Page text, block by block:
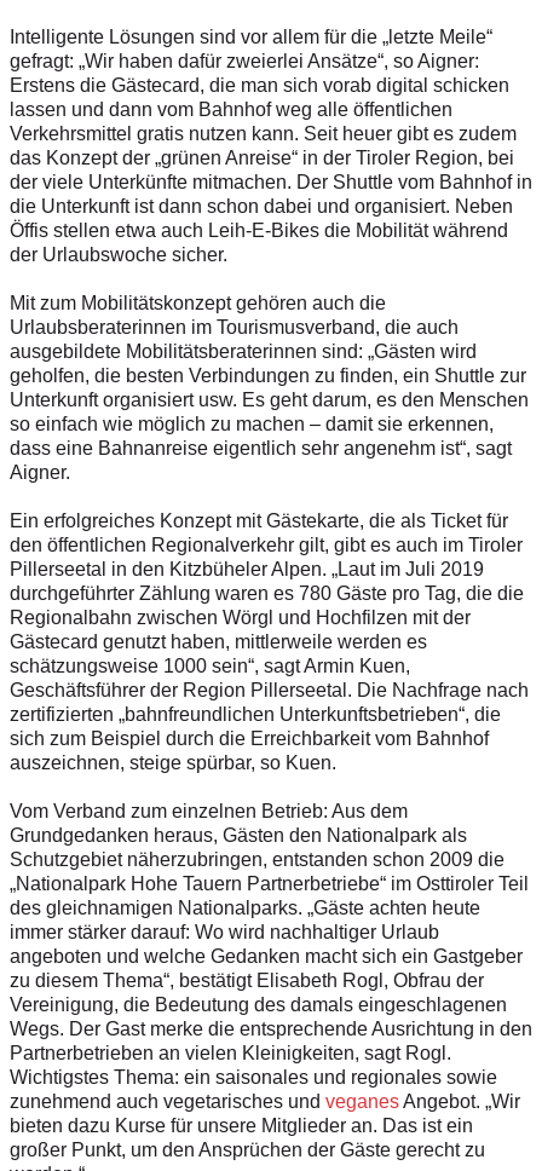
Intelligente Lösungen sind vor allem für die „letzte Meile“
gefragt: „Wir haben dafür zweierlei Ansätze“, so Aigner:
Erstens die Gästecard, die man sich vorab digital schicken
lassen und dann vom Bahnhof weg alle öffentlichen
Verkehrsmittel gratis nutzen kann. Seit heuer gibt es zudem
das Konzept der „grünen Anreise“ in der Tiroler Region, bei
der viele Unterkünfte mitmachen. Der Shuttle vom Bahnhof in
die Unterkunft ist dann schon dabei und organisiert. Neben
Öffis stellen etwa auch Leih-E-Bikes die Mobilität während
der Urlaubswoche sicher.
Mit zum Mobilitätskonzept gehören auch die
Urlaubsberaterinnen im Tourismusverband, die auch
ausgebildete Mobilitätsberaterinnen sind: „Gästen wird
geholfen, die besten Verbindungen zu finden, ein Shuttle zur
Unterkunft organisiert usw. Es geht darum, es den Menschen
so einfach wie möglich zu machen – damit sie erkennen,
dass eine Bahnanreise eigentlich sehr angenehm ist“, sagt
Aigner.
Ein erfolgreiches Konzept mit Gästekarte, die als Ticket für
den öffentlichen Regionalverkehr gilt, gibt es auch im Tiroler
Pillerseetal in den Kitzbüheler Alpen. „Laut im Juli 2019
durchgeführter Zählung waren es 780 Gäste pro Tag, die die
Regionalbahn zwischen Wörgl und Hochfilzen mit der
Gästecard genutzt haben, mittlerweile werden es
schätzungsweise 1000 sein“, sagt Armin Kuen,
Geschäftsführer der Region Pillerseetal. Die Nachfrage nach
zertifizierten „bahnfreundlichen Unterkunftsbetrieben“, die
sich zum Beispiel durch die Erreichbarkeit vom Bahnhof
auszeichnen, steige spürbar, so Kuen.
Vom Verband zum einzelnen Betrieb: Aus dem
Grundgedanken heraus, Gästen den Nationalpark als
Schutzgebiet näherzubringen, entstanden schon 2009 die
„Nationalpark Hohe Tauern Partnerbetriebe“ im Osttiroler Teil
des gleichnamigen Nationalparks. „Gäste achten heute
immer stärker darauf: Wo wird nachhaltiger Urlaub
angeboten und welche Gedanken macht sich ein Gastgeber
zu diesem Thema“, bestätigt Elisabeth Rogl, Obfrau der
Vereinigung, die Bedeutung des damals eingeschlagenen
Wegs. Der Gast merke die entsprechende Ausrichtung in den
Partnerbetrieben an vielen Kleinigkeiten, sagt Rogl.
Wichtigstes Thema: ein saisonales und regionales sowie
zunehmend auch vegetarisches und veganesAngebot. „Wir
bieten dazu Kurse für unsere Mitglieder an. Das ist ein
großer Punkt, um den Ansprüchen der Gäste gerecht zu